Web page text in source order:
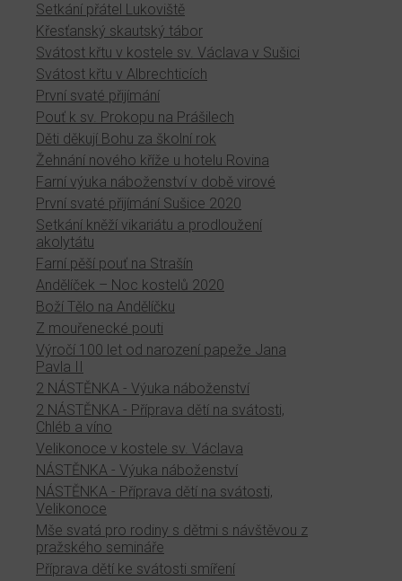
Setkání přátel Lukoviště
Křesťanský skautský tábor
Svátost křtu v kostele sv. Václava v Sušici
Svátost křtu v Albrechticích
První svaté přijímání
Pouť k sv. Prokopu na Prášilech
Děti děkují Bohu za školní rok
Žehnání nového kříže u hotelu Rovina
Farní výuka náboženství v době virové
První svaté přijímání Sušice 2020
Setkání kněží vikariátu a prodloužení
akolytátu
Farní pěší pouť na Strašín
Andělíček – Noc kostelů 2020
Boží Tělo na Andělíčku
Z mouřenecké pouti
Výročí 100 let od narození papeže Jana
Pavla II
2 NÁSTĚNKA - Výuka náboženství
2 NÁSTĚNKA - Příprava dětí na svátosti,
Chléb a víno
Velikonoce v kostele sv. Václava
NÁSTĚNKA - Výuka náboženství
NÁSTĚNKA - Příprava dětí na svátosti,
Velikonoce
Mše svatá pro rodiny s dětmi s návštěvou z
pražského semináře
Příprava dětí ke svátosti smíření